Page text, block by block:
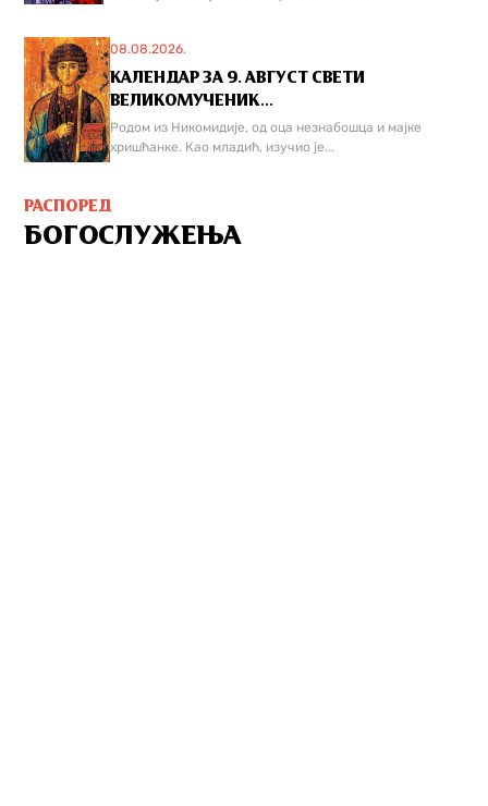
08.08.2026.
КАЛЕНДАР ЗА 9. АВГУСТ СВЕТИ
ВЕЛИКОМУЧЕНИК...
Родом из Никомидије, од оца незнабошца и мајке
хришћанке. Као младић, изучио је...
РАСПОРЕД
БОГОСЛУЖЕЊА